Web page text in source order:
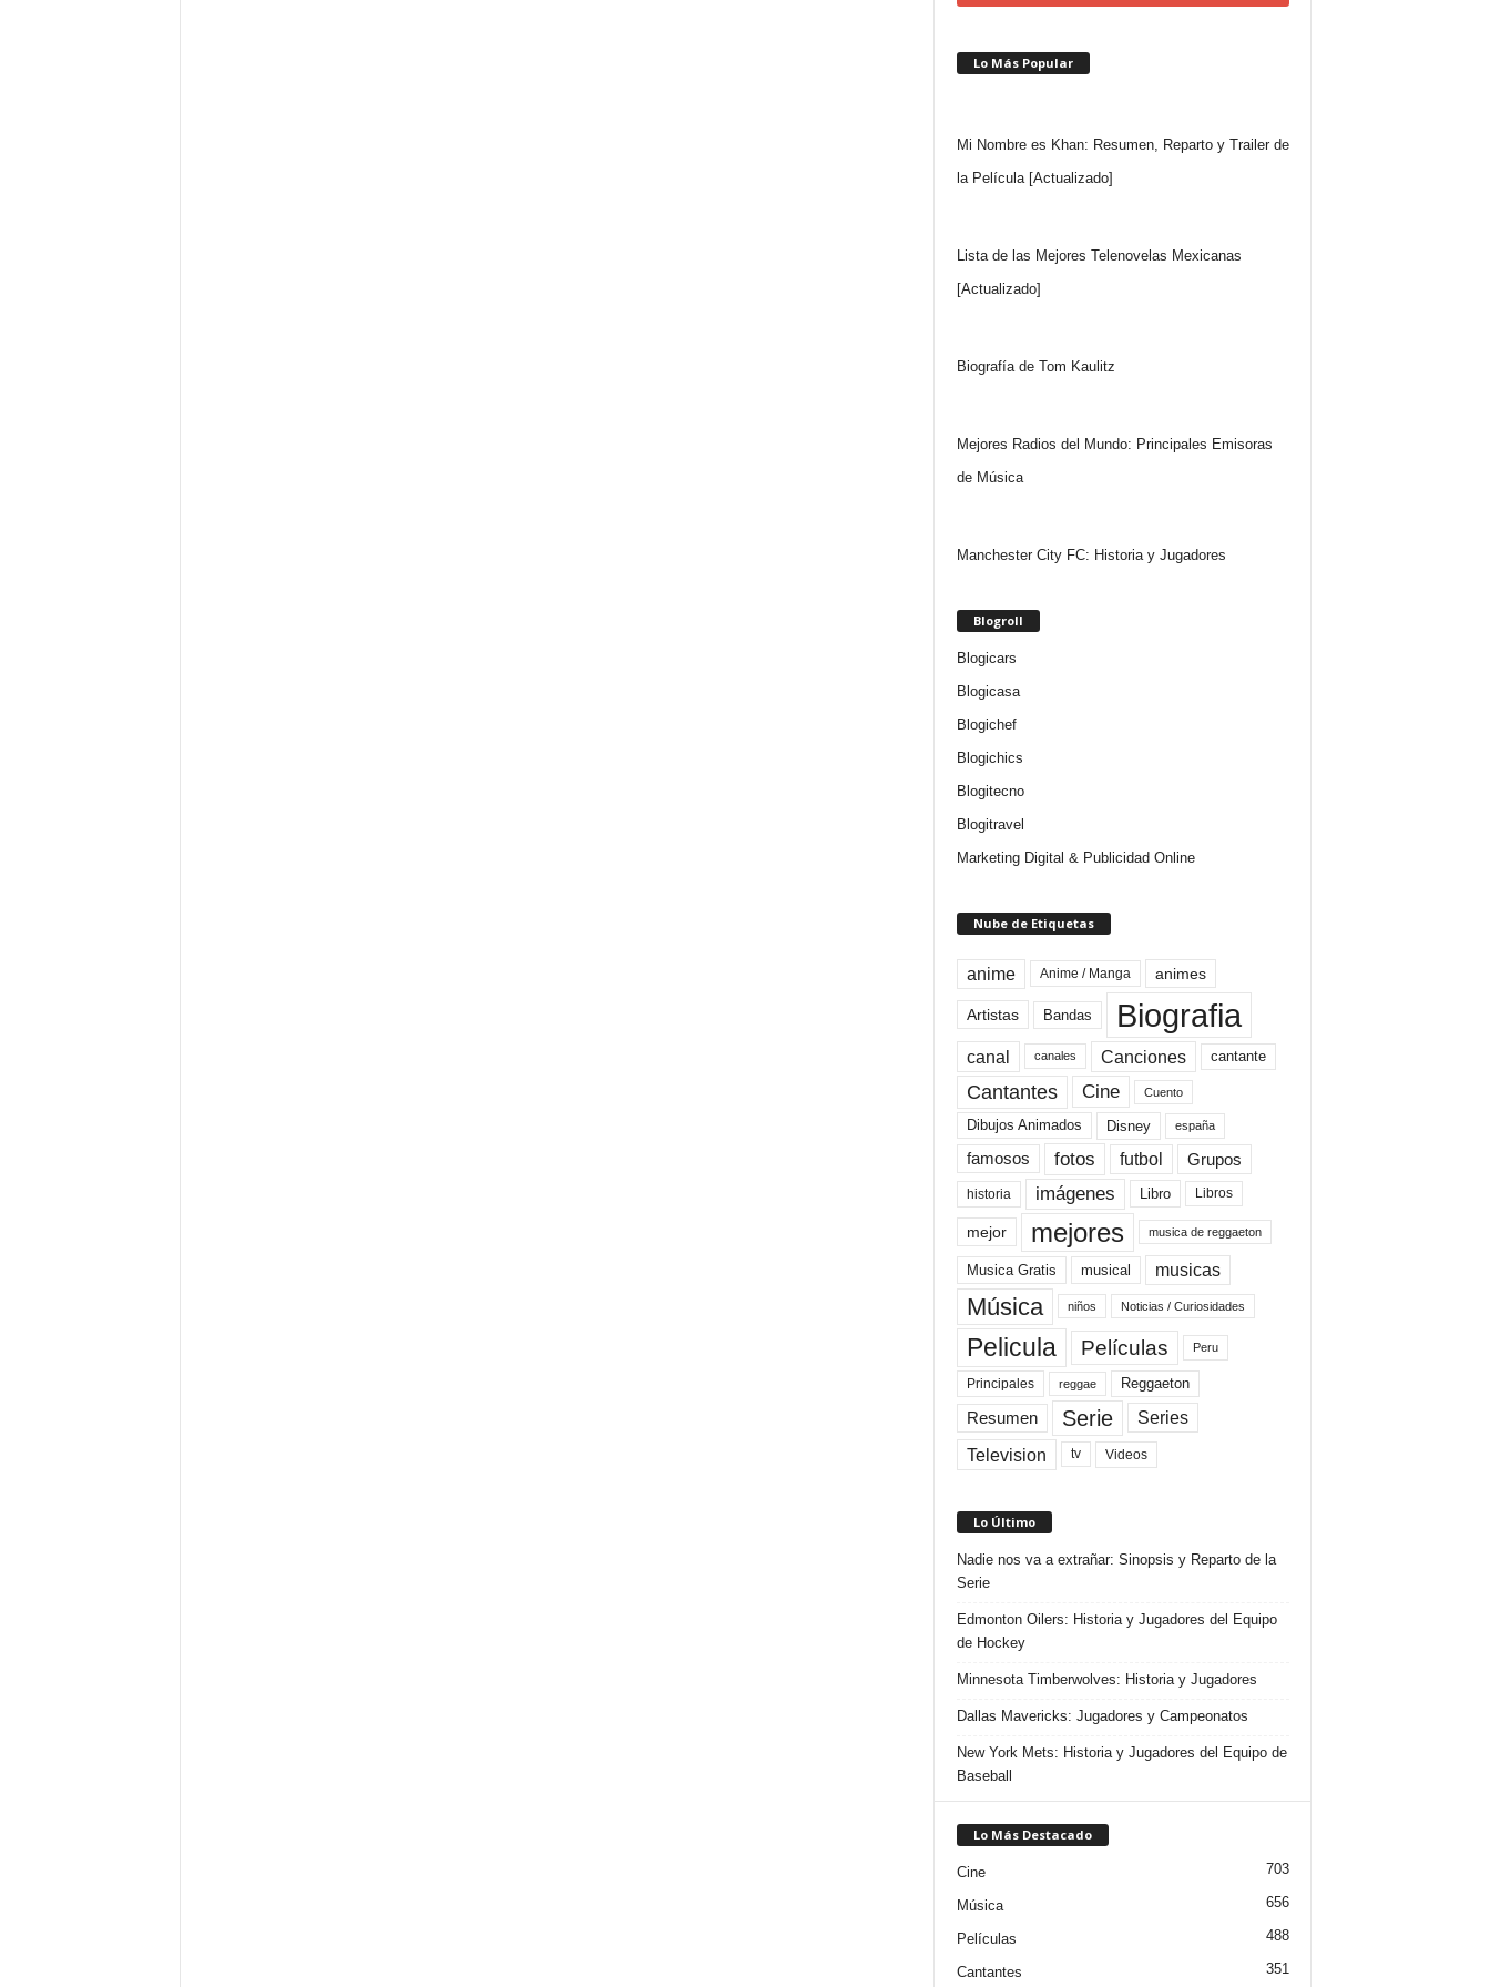
Lo Más Popular
Mi Nombre es Khan: Resumen, Reparto y Trailer de
la Película [Actualizado]
Lista de las Mejores Telenovelas Mexicanas
[Actualizado]
Biografía de Tom Kaulitz
Mejores Radios del Mundo: Principales Emisoras
de Música
Manchester City FC: Historia y Jugadores
Blogroll
Blogicars
Blogicasa
Blogichef
Blogichics
Blogitecno
Blogitravel
Marketing Digital & Publicidad Online
Nube de Etiquetas
anime Anime / Manga animes
Artistas Bandas Biografia
canal canales Canciones cantante
Cantantes Cine Cuento
Dibujos Animados Disney españa
famosos fotos futbol Grupos
historia imágenes Libro Libros
mejor mejores musica de reggaeton
Musica Gratis musical musicas
Música niños Noticias / Curiosidades
Pelicula Películas Peru
Principales reggae Reggaeton
Resumen Serie Series
Television tv Videos
Lo Último
Nadie nos va a extrañar: Sinopsis y Reparto de la
Serie
Edmonton Oilers: Historia y Jugadores del Equipo
de Hockey
Minnesota Timberwolves: Historia y Jugadores
Dallas Mavericks: Jugadores y Campeonatos
New York Mets: Historia y Jugadores del Equipo de
Baseball
Lo Más Destacado
Cine 703
Música 656
Películas 488
Cantantes 351